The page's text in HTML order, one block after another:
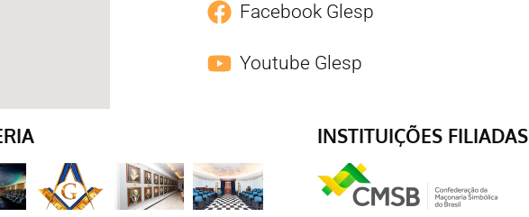
Facebook Glesp
Youtube Glesp
INSTITUIÇÕES FILIADAS